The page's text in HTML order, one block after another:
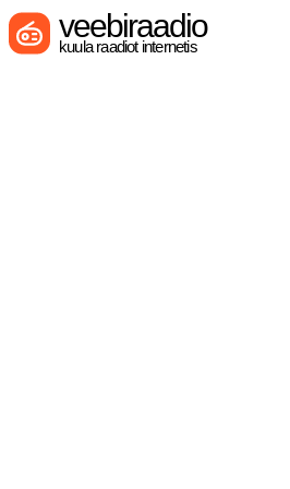
veebiraadio
kuula raadiot internetis